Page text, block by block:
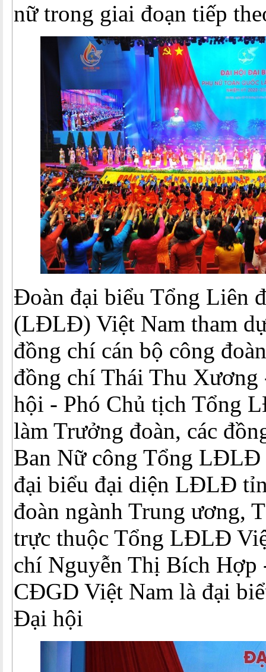
nữ trong giai đoạn tiếp
Đoàn đại biểu Tổng Liên
(LĐLĐ) Việt Nam tham
đồng chí cán bộ công
đồng chí Thái Thu
hội - Phó Chủ tịch Tổng
làm Trưởng đoàn, các
Ban Nữ công Tổng LĐLĐ
đại biểu đại diện LĐLĐ
đoàn ngành Trung ương,
trực thuộc Tổng LĐLĐ
chí Nguyễn Thị Bích Hợp
CĐGD Việt Nam là đại
Đại hội